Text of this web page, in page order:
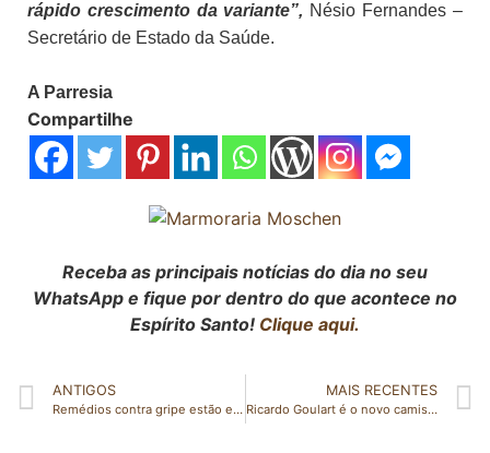
rápido crescimento da variante”, Nésio Fernandes –
Secretário de Estado da Saúde.
A Parresia
Compartilhe
Receba as principais notícias do dia no seu
WhatsApp e fique por dentro do que acontece no
Espírito Santo! Clique aqui.
ANTIGOS
Remédios contra gripe estão em falta em farmácias do ES em meio a epidemia
MAIS RECENTES
Ricardo Goulart é o novo camisa 10 do Santos